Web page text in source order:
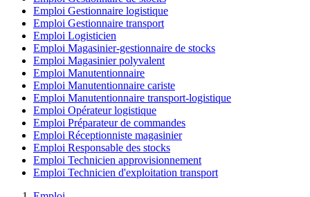
Emploi Gestionnaire logistique
Emploi Gestionnaire transport
Emploi Logisticien
Emploi Magasinier-gestionnaire de stocks
Emploi Magasinier polyvalent
Emploi Manutentionnaire
Emploi Manutentionnaire cariste
Emploi Manutentionnaire transport-logistique
Emploi Opérateur logistique
Emploi Préparateur de commandes
Emploi Réceptionniste magasinier
Emploi Responsable des stocks
Emploi Technicien approvisionnement
Emploi Technicien d'exploitation transport